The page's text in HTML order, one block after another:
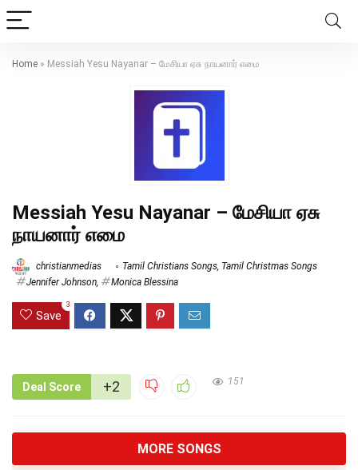
Home » Messiah Yesu Nayanar – மேசியா ஏசு நாயனார் எமை
Messiah Yesu Nayanar – மேசியா ஏசு
நாயனார் எமை
christianmedias Tamil Christians Songs, Tamil Christmas Songs
Jennifer Johnson, Monica Blessina
Save
3
Deal Score +2 151
MORE SONGS